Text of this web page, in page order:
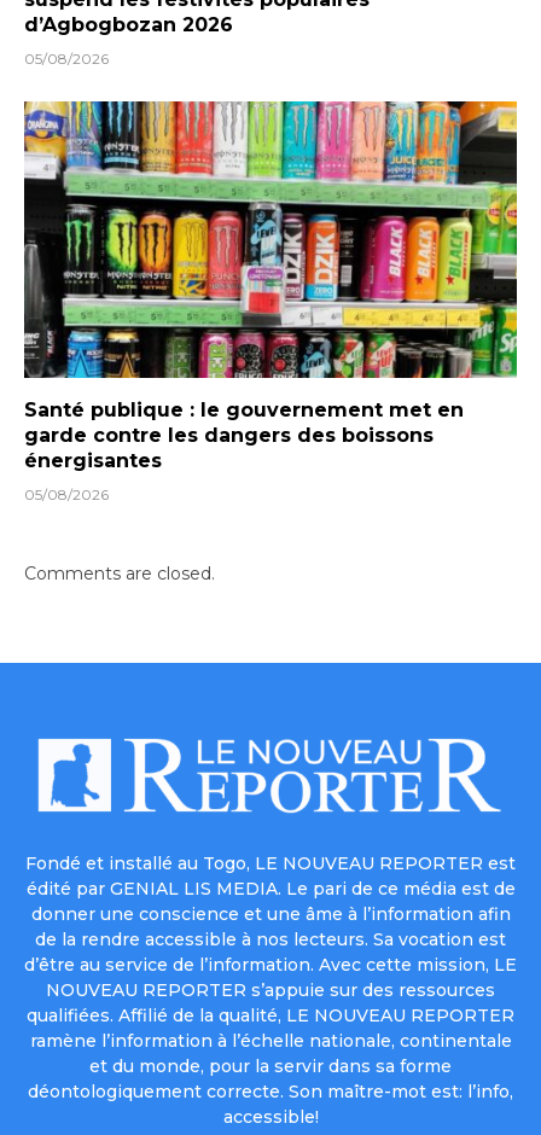
d’Agbogbozan 2026
05/08/2026
Santé publique : le gouvernement met en
garde contre les dangers des boissons
énergisantes
05/08/2026
Comments are closed.
Fondé et installé au Togo, LE NOUVEAU REPORTER est
édité par GENIAL LIS MEDIA. Le pari de ce média est de
donner une conscience et une âme à l’information afin
de la rendre accessible à nos lecteurs. Sa vocation est
d’être au service de l’information. Avec cette mission, LE
NOUVEAU REPORTER s’appuie sur des ressources
qualifiées. Affilié de la qualité, LE NOUVEAU REPORTER
ramène l’information à l’échelle nationale, continentale
et du monde, pour la servir dans sa forme
déontologiquement correcte. Son maître-mot est: l’info,
accessible!